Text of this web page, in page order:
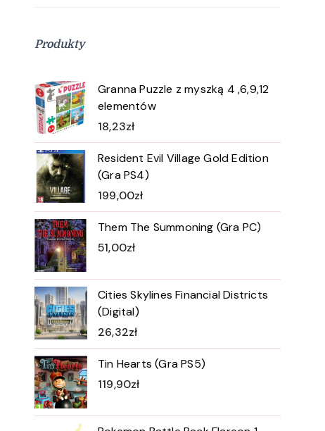
Produkty
Granna Puzzle z myszką 4 ,6,9,12
elementów
18,23zł
Resident Evil Village Gold Edition
(Gra PS4)
199,00zł
Them The Summoning (Gra PC)
51,00zł
Cities Skylines Financial Districts
(Digital)
26,32zł
Tin Hearts (Gra PS5)
119,90zł